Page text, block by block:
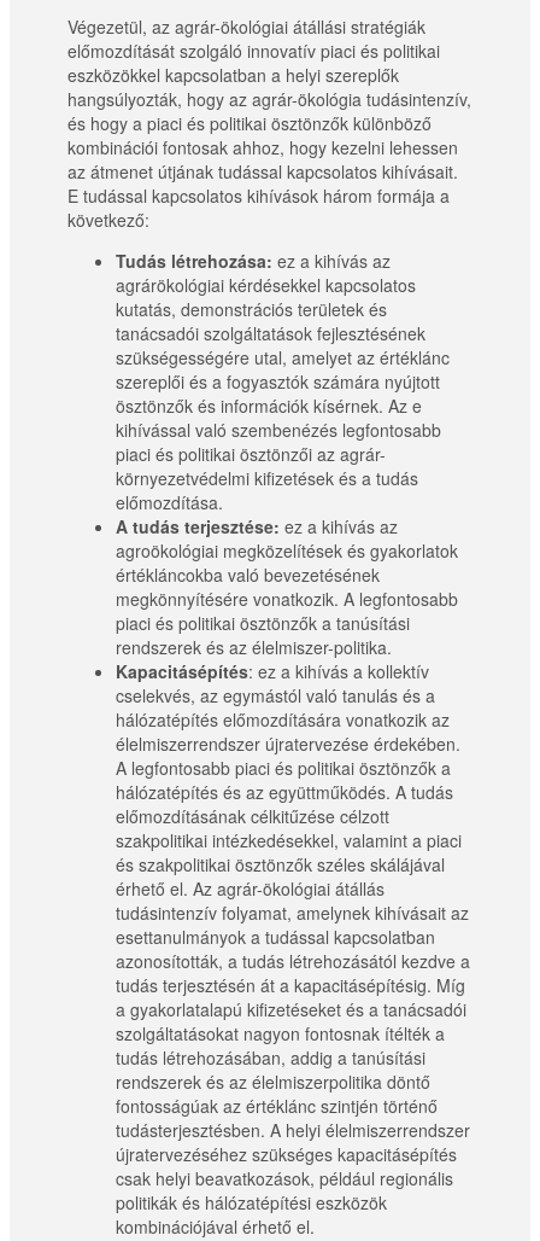
Végezetül, az agrár-ökológiai átállási stratégiák
előmozdítását szolgáló innovatív piaci és politikai
eszközökkel kapcsolatban a helyi szereplők
hangsúlyozták, hogy az agrár-ökológia tudásintenzív,
és hogy a piaci és politikai ösztönzők különböző
kombinációi fontosak ahhoz, hogy kezelni lehessen
az átmenet útjának tudással kapcsolatos kihívásait.
E tudással kapcsolatos kihívások három formája a
következő:
Tudás létrehozása: ez a kihívás az
agrárökológiai kérdésekkel kapcsolatos
kutatás, demonstrációs területek és
tanácsadói szolgáltatások fejlesztésének
szükségességére utal, amelyet az értéklánc
szereplői és a fogyasztók számára nyújtott
ösztönzők és információk kísérnek. Az e
kihívással való szembenézés legfontosabb
piaci és politikai ösztönzői az agrár-
környezetvédelmi kifizetések és a tudás
előmozdítása.
A tudás terjesztése: ez a kihívás az
agroökológiai megközelítések és gyakorlatok
értékláncokba való bevezetésének
megkönnyítésére vonatkozik. A legfontosabb
piaci és politikai ösztönzők a tanúsítási
rendszerek és az élelmiszer-politika.
Kapacitásépítés: ez a kihívás a kollektív
cselekvés, az egymástól való tanulás és a
hálózatépítés előmozdítására vonatkozik az
élelmiszerrendszer újratervezése érdekében.
A legfontosabb piaci és politikai ösztönzők a
hálózatépítés és az együttműködés. A tudás
előmozdításának célkitűzése célzott
szakpolitikai intézkedésekkel, valamint a piaci
és szakpolitikai ösztönzők széles skálájával
érhető el. Az agrár-ökológiai átállás
tudásintenzív folyamat, amelynek kihívásait az
esettanulmányok a tudással kapcsolatban
azonosították, a tudás létrehozásától kezdve a
tudás terjesztésén át a kapacitásépítésig. Míg
a gyakorlatalapú kifizetéseket és a tanácsadói
szolgáltatásokat nagyon fontosnak ítélték a
tudás létrehozásában, addig a tanúsítási
rendszerek és az élelmiszerpolitika döntő
fontosságúak az értéklánc szintjén történő
tudásterjesztésben. A helyi élelmiszerrendszer
újratervezéséhez szükséges kapacitásépítés
csak helyi beavatkozások, például regionális
politikák és hálózatépítési eszközök
kombinációjával érhető el.